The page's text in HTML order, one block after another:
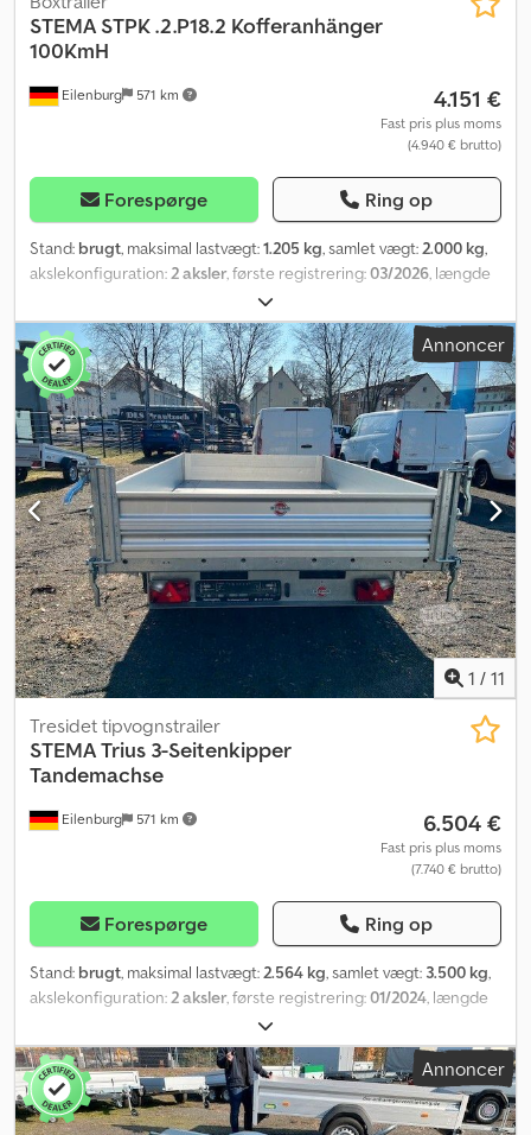
Eilenburg 571 km
STEMA STPK .2.P18.2 Kofferanhänger
100KmH
4.151 €
Fast pris plus moms
(4.940 € brutto)
Forespørge Ring op
Stand: brugt, maksimal lastvægt:1.205 kg, samlet vægt:2.000 kg,
akslekonfiguration:2 aksler, første registrering:03/2026, længde
, læsningsbredde:
1.840 mm, samlet bredde:2.050 mm, total højde:2.405 mm, A43
GW26PGA00760, kasseanhænger fra fabrikatet STEMA, type
STPK .2.P18.2, P-Box, . WSETK0P04 Totalvægt: 2.000 kg, lavlæsser, 2
fløjdøre, 3,05 m x 1,55 m x 1,95 m ...og meget mere. Kasse:
Ventilationsspalter for optimal udluftning * 15 mm tykke
krydsfinerplader af flerlagstræ med hvid PVC-belægning *
Aluminiumprofiler med variable surringspunkter * Dørvariant:
fløjdøre Dsdpoyqdtnsfx Ankock * Dørhængsler galvanisk forzinket
* Låsbart drejestangslås * Manøvregreb Ladeflade og bund:
Sammenhængende, skridsikker og vandfast finerbund (birke) * 12
mm tyk * ekstra tværgående bjælker til bundstøtte Lysinstallation:
13-polet stik, EU-udstyr * Moderne multifunktionsbelysning * Med
tågelygte bag * Med baklys * Positionslygter Der tages forbehold
for fejl og mellemsalg.
Annoncer
1 / 11
Eilenburg 571 km
Tresidet tipvognstrailer
STEMATrius 3-Seitenkipper
Tandemachse
6.504 €
Fast pris plus moms
(7.740 € brutto)
Forespørge Ring op
Stand: brugt, maksimal lastvægt:2.564 kg, samlet vægt: 3.500 kg,
akslekonfiguration:2 aksler, første registrering:01/2024, længde
, læsningsbredde:
345 mm, samlet bredde:4.049 mm, total højde:2.015 mm, A4
Gw26GA00043 3.500 kg, med påløbsbremse, højtlæsser, elektrisk
pumpe, alu-beklædning, baghængt pendelbagsmæk. Forbehold
for fejl og mellemsalg, køretøjet er ikke klargjort. Djdjym Ihujpfx
Annoncer